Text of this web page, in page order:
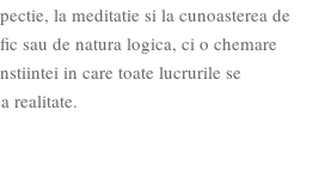
la meditatie si la cunoasterea de
sau de natura logica, ci o chemare
in care toate lucrurile se
realitate.